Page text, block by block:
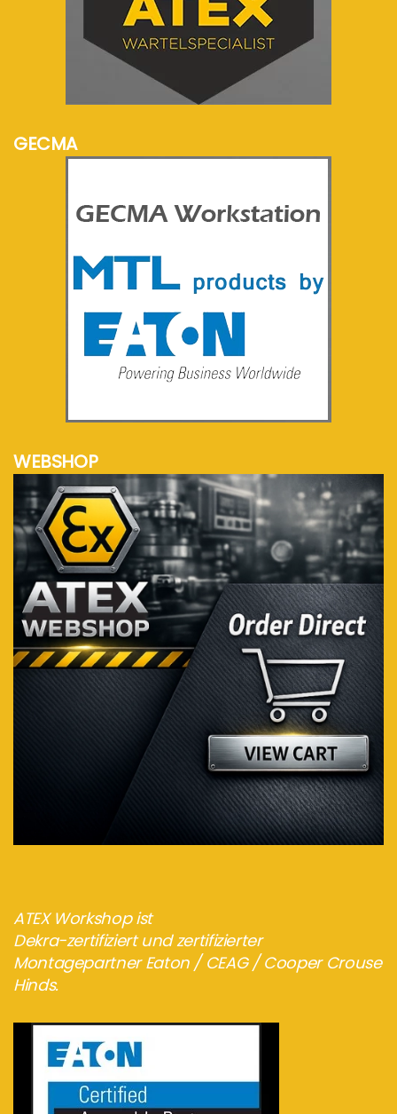
meer info...
GECMA
WEBSHOP
ATEX Workshop ist
Dekra-zertifiziert und zertifizierter
Montagepartner Eaton / CEAG / Cooper Crouse
Hinds.